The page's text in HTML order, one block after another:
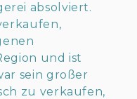
absolviert.
und ist
sein großer
zu verkaufen,